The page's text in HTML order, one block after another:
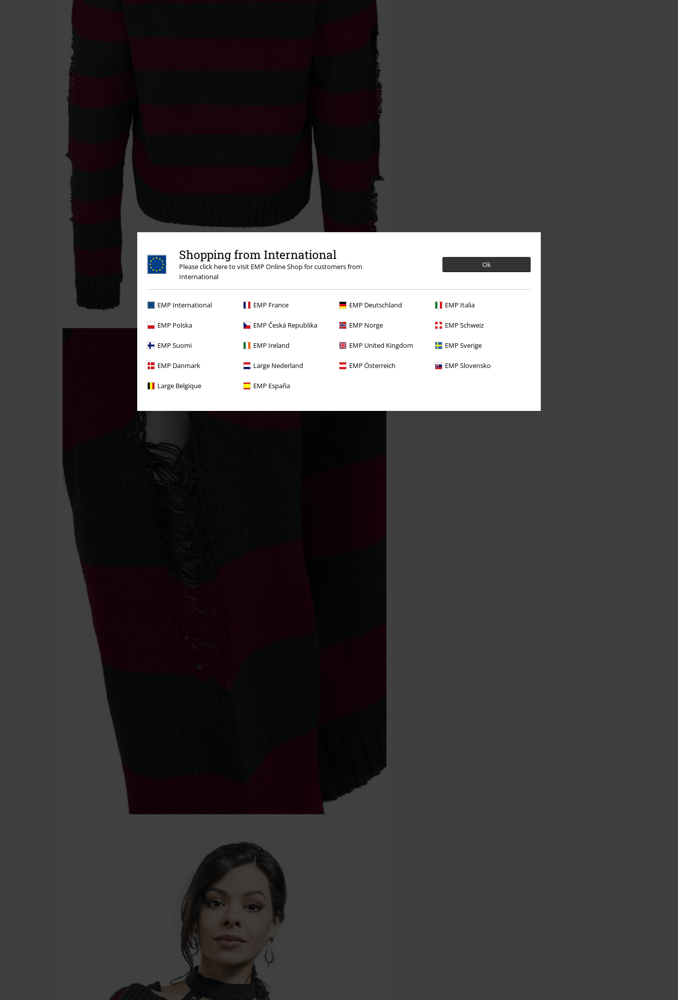
Shopping from International
Please click here to visit EMP Online Shop for customers from
International
Ok
EMP International EMP France EMP Deutschland EMP Italia
EMP Polska EMP Česká Republika EMP Norge EMP Schweiz
EMP Suomi EMP Ireland EMP United Kingdom EMP Sverige
EMP Danmark Large Nederland EMP Österreich EMP Slovensko
Large Belgique EMP España